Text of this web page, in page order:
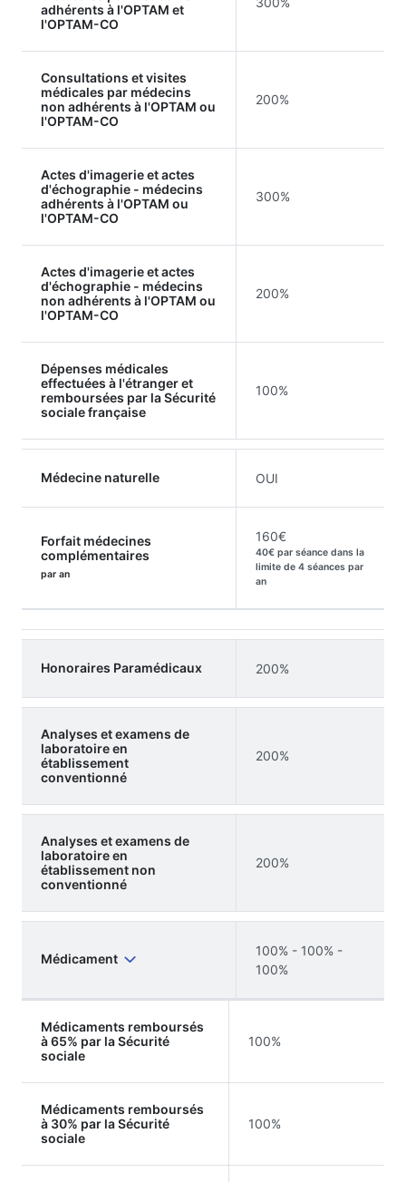
adhérents à l'OPTAM et
l'OPTAM-CO
Consultations et visites
médicales par médecins
non adhérents à l'OPTAM ou
l'OPTAM-CO
200%
Actes d'imagerie et actes
d'échographie - médecins
adhérents à l'OPTAM ou
l'OPTAM-CO
300%
Actes d'imagerie et actes
d'échographie - médecins
non adhérents à l'OPTAM ou
l'OPTAM-CO
200%
Dépenses médicales
effectuées à l'étranger et
remboursées par la Sécurité
sociale française
100%
Médecine naturelle OUI
Forfait médecines
complémentaires
par an
160€
40€ par séance dans la
limite de 4 séances par
an
Honoraires Paramédicaux 200%
Analyses et examens de
laboratoire en
établissement
conventionné
200%
Analyses et examens de
laboratoire en
établissement non
conventionné
200%
Médicament
100% - 100% -
100%
Médicaments remboursés
à 65% par la Sécurité
sociale
100%
Médicaments remboursés
à 30% par la Sécurité
sociale
100%